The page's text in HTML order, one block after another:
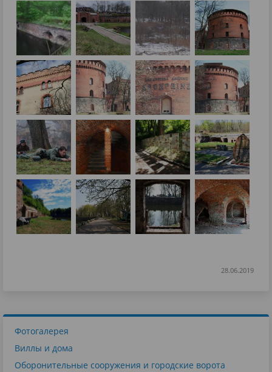
28.06.2019
Фотогалерея
Виллы и дома
Оборонительные сооружения и городские ворота